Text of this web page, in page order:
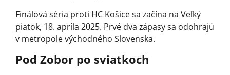
Finálová séria proti HC Košice sa začína na Veľký
piatok, 18. apríla 2025. Prvé dva zápasy sa odohrajú
v metropole východného Slovenska.
Pod Zobor po sviatkoch